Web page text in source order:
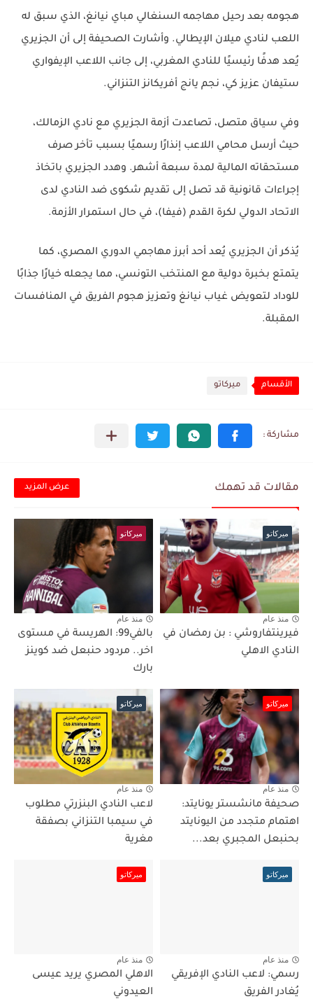
هجومه بعد رحيل مهاجمه السنغالي مباي نيانغ، الذي سبق له
اللعب لنادي ميلان الإيطالي. وأشارت الصحيفة إلى أن الجزيري
يُعد هدفًا رئيسيًا للنادي المغربي، إلى جانب اللاعب الإيفواري
ستيفان عزيز كي، نجم يانج أفريكانز التنزاني.
وفي سياق متصل، تصاعدت أزمة الجزيري مع نادي الزمالك،
حيث أرسل محامي اللاعب إنذارًا رسميًا بسبب تأخر صرف
مستحقاته المالية لمدة سبعة أشهر. وهدد الجزيري باتخاذ
إجراءات قانونية قد تصل إلى تقديم شكوى ضد النادي لدى
الاتحاد الدولي لكرة القدم (فيفا)، في حال استمرار الأزمة.
يُذكر أن الجزيري يُعد أحد أبرز مهاجمي الدوري المصري، كما
يتمتع بخبرة دولية مع المنتخب التونسي، مما يجعله خيارًا جذابًا
للوداد لتعويض غياب نيانغ وتعزيز هجوم الفريق في المنافسات
المقبلة.
الأقسام ميركاتو
مقالات قد تهمك عرض المزيد
ميركاتو
منذ عام
فيرينتفاروشي : بن رمضان في
النادي الاهلي
ميركاتو
منذ عام
بالفي99: الهريسة في مستوى
اخر.. مردود حنبعل ضد كوينز
بارك
ميركاتو
منذ عام
صحيفة مانشستر يونايتد:
اهتمام متجدد من اليونايتد
بحنبعل المجبري بعد...
ميركاتو
منذ عام
لاعب النادي البنزرتي مطلوب
في سيمبا التنزاني بصفقة
مغرية
ميركاتو
منذ عام
رسمي: لاعب النادي الإفريقي
يُغادر الفريق
ميركاتو
منذ عام
الاهلي المصري يريد عيسى
العيدوني